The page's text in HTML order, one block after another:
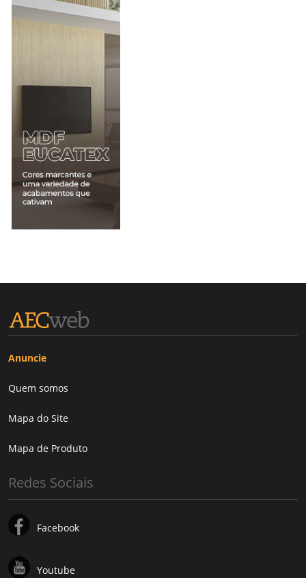
Anuncie
Quem somos
Mapa do Site
Mapa de Produto
Redes Sociais
Facebook
Youtube